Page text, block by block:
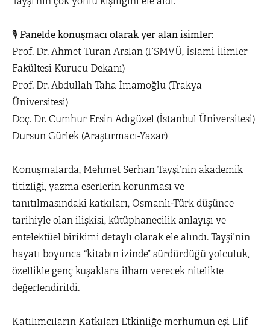
🎙️ Panelde konuşmacı olarak yer alan isimler:
Prof. Dr. Ahmet Turan Arslan (FSMVÜ, İslami İlimler
Fakültesi Kurucu Dekanı)
Prof. Dr. Abdullah Taha İmamoğlu (Trakya
Üniversitesi)
Doç. Dr. Cumhur Ersin Adıgüzel (İstanbul Üniversitesi)
Dursun Gürlek (Araştırmacı-Yazar)
Konuşmalarda, Mehmet Serhan Tayşi’nin akademik
titizliği, yazma eserlerin korunması ve
tanıtılmasındaki katkıları, Osmanlı-Türk düşünce
tarihiyle olan ilişkisi, kütüphanecilik anlayışı ve
entelektüel birikimi detaylı olarak ele alındı. Tayşi’nin
hayatı boyunca “kitabın izinde” sürdürdüğü yolculuk,
özellikle genç kuşaklara ilham verecek nitelikte
değerlendirildi.
Katılımcıların Katkıları Etkinliğe merhumun eşi Elif